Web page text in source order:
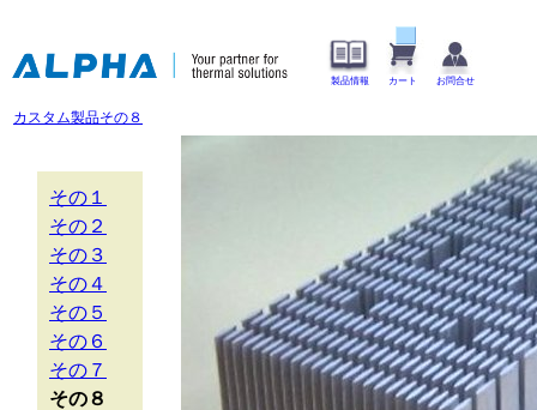
製品情報 カート お問合せ
カスタム製品その８
その１
その２
その３
その４
その５
その６
その７
その８